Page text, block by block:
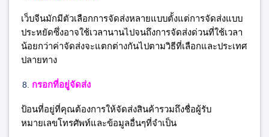
เว็บจีนมักมีตัวเลือกการจัดส่งหลายแบบตั้งแต่การจัดส่งแบบ
ประหยัดซึ่งอาจใช้เวลานานไปจนถึงการจัดส่งด่วนที่ใช้เวลา
น้อยกว่าค่าจัดส่งจะแตกต่างกันไปตามวิธีที่เลือกและประเทศ
ปลายทาง
กรอกที่อยู่จัดส่ง
ป้อนที่อยู่ที่คุณต้องการให้จัดส่งสินค้ารวมถึงชื่อผู้รับ
หมายเลขโทรศัพท์และข้อมูลอื่นๆที่จำเป็น